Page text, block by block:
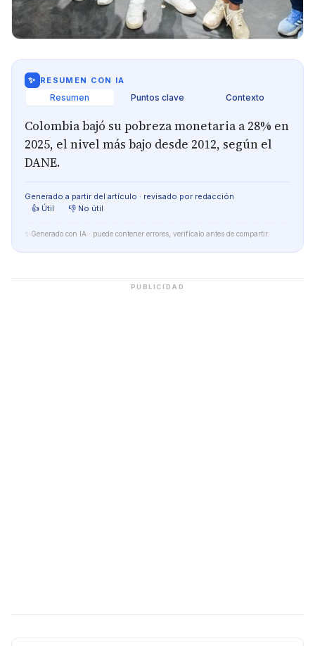
✨ RESUMEN CON IA
Resumen Puntos clave Contexto
Colombia bajó su pobreza monetaria a 28% en
2025, el nivel más bajo desde 2012, según el
DANE.
Generado a partir del artículo · revisado por redacción
👍 Útil
👎 No útil
✨ Generado con IA · puede contener errores, verifícalo antes de compartir.
PUBLICIDAD